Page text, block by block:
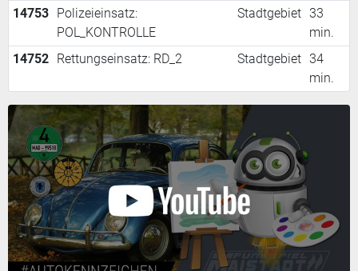
14753 Polizeieinsatz:
POL_KONTROLLE
Stadtgebiet 33
min.
14752 Rettungseinsatz: RD_2 Stadtgebiet 34
min.